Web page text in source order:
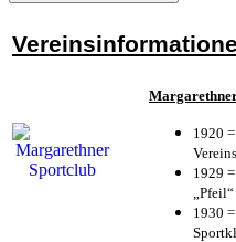
1920
1929
1930